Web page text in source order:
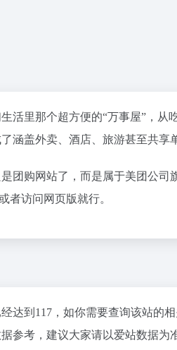
活里那个超方便的“万事屋”，从
涵盖外卖、酒店、旅游甚至共享
团购网站了，而是属于‌美团公司
者访问网页版就行。
达到117，如你需要查询该站的
参考，建议大家请以爱站数据为